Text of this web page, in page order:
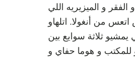
الفقر و الميزيريه اللي
من أنغولا. اتلهاو
يمشيو ثلاثة سوايع بين
للمكتب و هوما حفاي و